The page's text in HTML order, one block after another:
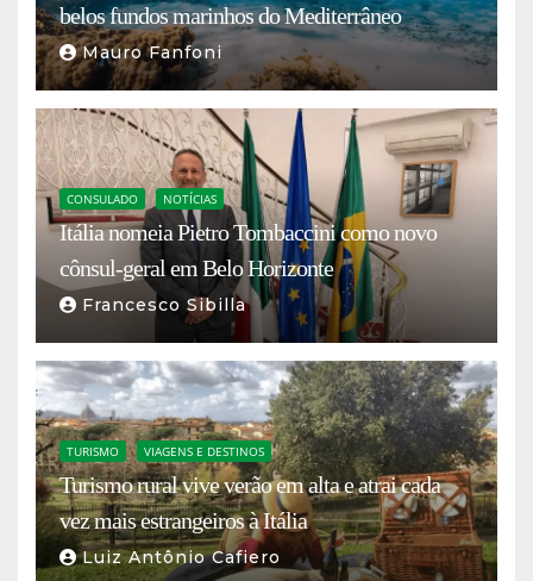
belos fundos marinhos do Mediterrâneo
Mauro Fanfoni
CONSULADO NOTÍCIAS
Itália nomeia Pietro Tombaccini como novo
cônsul-geral em Belo Horizonte
Francesco Sibilla
TURISMO VIAGENS E DESTINOS
Turismo rural vive verão em alta e atrai cada
vez mais estrangeiros à Itália
Luiz Antônio Cafiero